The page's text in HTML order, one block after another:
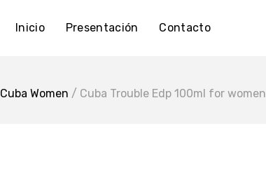
Inicio Presentación Contacto
Cuba Women / Cuba Trouble Edp 100ml for women